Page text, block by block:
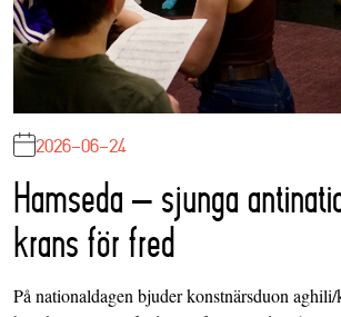
2026-06-24
Hamseda – sjunga
krans för fred
På nationaldagen bjuder konstnärsduon